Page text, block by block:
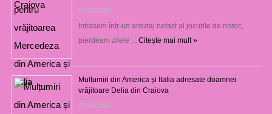
07/08/2026
Intrasem într-un anturaj nefast al jocurile de noroc,
pierdeam zilele … Citește mai mult »
Mulțumiri din America și Italia adresate doamnei
vrăjitoare Delia din Craiova
07/08/2026